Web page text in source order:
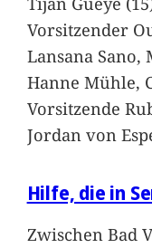
Vorsitzender
Lansana Sano,
Hanne Mühle,
Vorsitzende
Jordan von
Hilfe, die in
Zwischen Bad